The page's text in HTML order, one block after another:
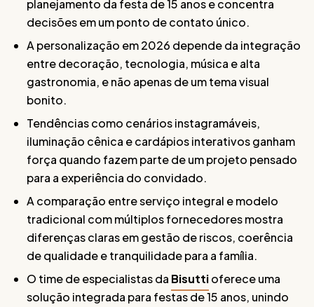
planejamento da festa de 15 anos e concentra
decisões em um ponto de contato único.
A personalização em 2026 depende da integração
entre decoração, tecnologia, música e alta
gastronomia, e não apenas de um tema visual
bonito.
Tendências como cenários instagramáveis,
iluminação cênica e cardápios interativos ganham
força quando fazem parte de um projeto pensado
para a experiência do convidado.
A comparação entre serviço integral e modelo
tradicional com múltiplos fornecedores mostra
diferenças claras em gestão de riscos, coerência
de qualidade e tranquilidade para a família.
O time de especialistas da Bisuttioferece uma
solução integrada para festas de 15 anos, unindo